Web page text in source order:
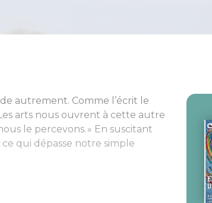
autrement. Comme l’écrit le
arts nous ouvrent à cette autre
le percevons. » En suscitant
qui dépasse notre simple